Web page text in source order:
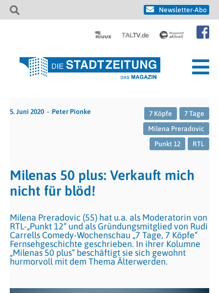
Newsletter-Abo
5. Juni 2020 Peter Pionke 7 Köpfe
7 Tage
Milena Preradovic
Punkt 12
RTL
Milenas 50 plus: Verkauft mich
nicht für blöd!
Milena Preradovic (55) hat u.a. als Moderatorin von
RTL-„Punkt 12“ und als Gründungsmitglied von Rudi
Carrells Comedy-Wochenschau „7 Tage, 7 Köpfe“
Fernsehgeschichte geschrieben. In ihrer Kolumne
„Milenas 50 plus“ beschäftigt sie sich gewohnt
hurmorvoll mit dem Thema Älterwerden.